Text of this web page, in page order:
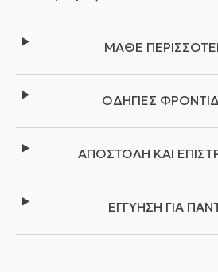
ΜΑΘΕ
ΟΔΗΓΙΕΣ
ΑΠΟΣΤΟΛΗ ΚΑΙ
ΕΓΓΥΗΣΗ ΓΙΑ